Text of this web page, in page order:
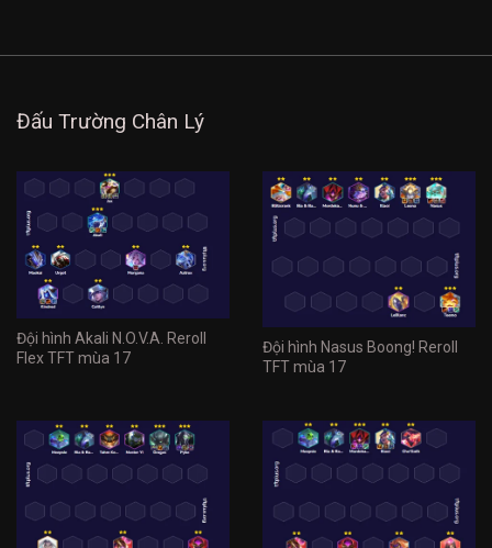
Đấu Trường Chân Lý
Đội hình Akali N.O.V.A. Reroll
Flex TFT mùa 17
Đội hình Nasus Boong! Reroll
TFT mùa 17